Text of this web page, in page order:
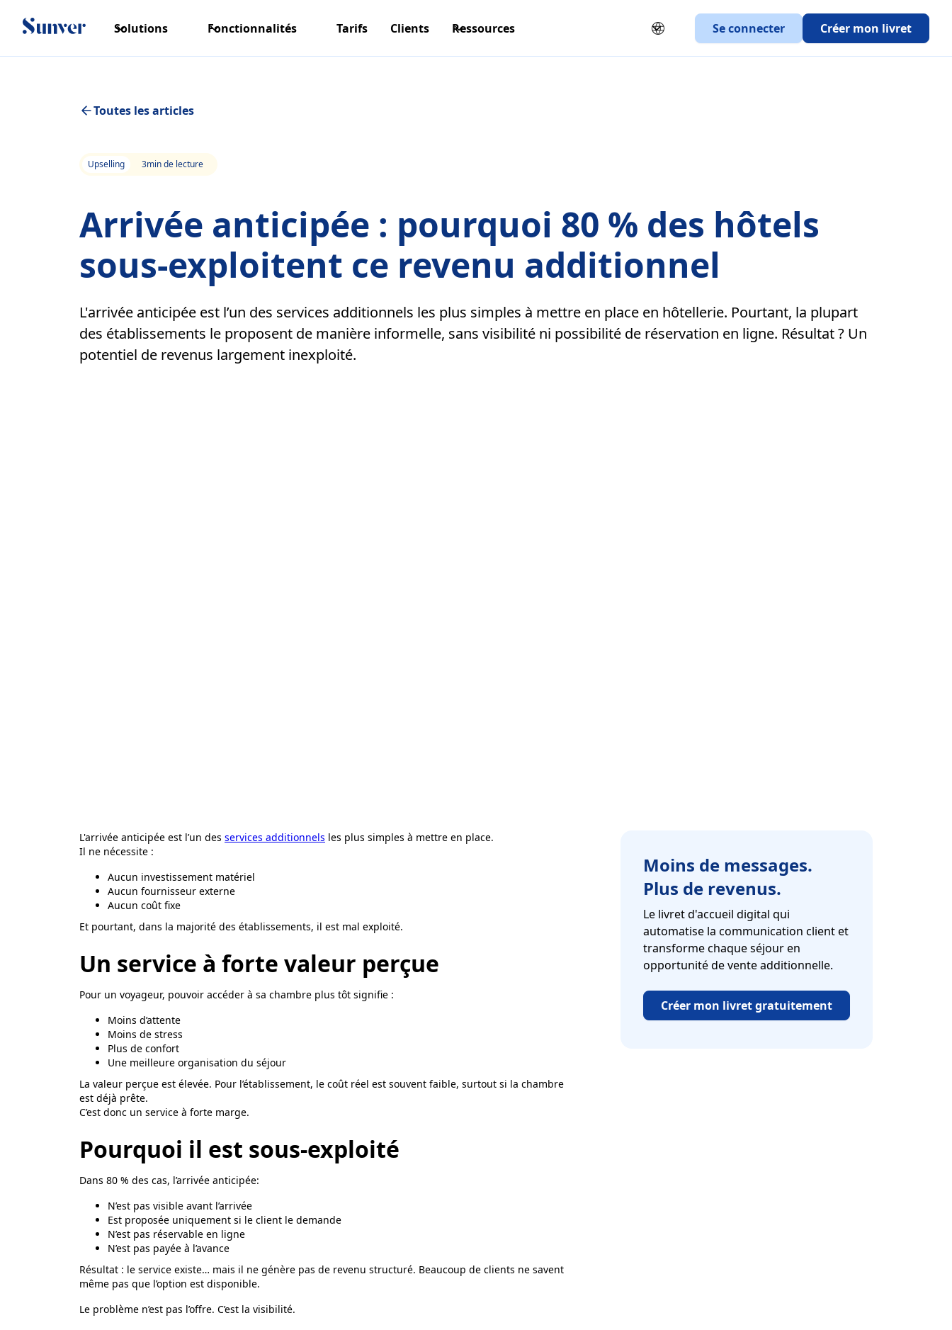
Solutions Fonctionnalités Tarifs Clients Ressources Se connecter Créer mon livret
Toutes les articles
Upselling 3min de lecture
Arrivée anticipée : pourquoi 80 % des hôtels
sous-exploitent ce revenu additionnel
L'arrivée anticipée est l’un des services additionnels les plus simples à mettre en place en hôtellerie. Pourtant, la plupart
des établissements le proposent de manière informelle, sans visibilité ni possibilité de réservation en ligne. Résultat ? Un
potentiel de revenus largement inexploité.
L'arrivée anticipée est l’un des services additionnels les plus simples à mettre en place.
Il ne nécessite :
Aucun investissement matériel
Aucun fournisseur externe
Aucun coût fixe
Et pourtant, dans la majorité des établissements, il est mal exploité.
Un service à forte valeur perçue
Pour un voyageur, pouvoir accéder à sa chambre plus tôt signifie :
Moins d’attente
Moins de stress
Plus de confort
Une meilleure organisation du séjour
La valeur perçue est élevée. Pour l’établissement, le coût réel est souvent faible, surtout si la chambre
est déjà prête.
C’est donc un service à forte marge.
Pourquoi il est sous-exploité
Dans 80 % des cas, l’arrivée anticipée:
N’est pas visible avant l’arrivée
Est proposée uniquement si le client le demande
N’est pas réservable en ligne
N’est pas payée à l’avance
Résultat : le service existe… mais il ne génère pas de revenu structuré. Beaucoup de clients ne savent
même pas que l’option est disponible.
Le problème n’est pas l’offre. C’est la visibilité.
Moins de messages.
Plus de revenus.
Le livret d'accueil digital qui
automatise la communication client et
transforme chaque séjour en
opportunité de vente additionnelle.
Créer mon livret gratuitement